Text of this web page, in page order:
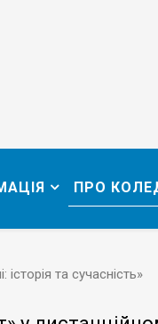
ПРО
та сучасність»